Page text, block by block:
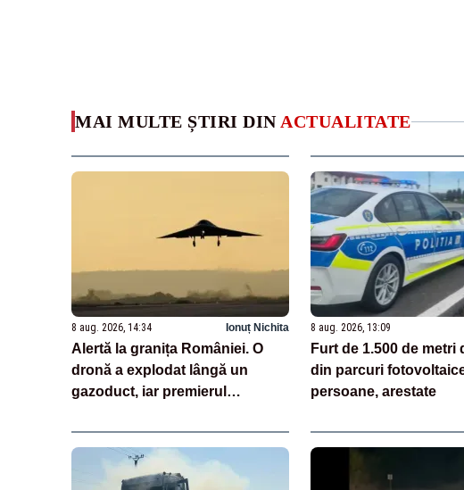
MAI MULTE ȘTIRI DIN ACTUALITATE
8 aug. 2026, 14:34 Ionuț Nichita
Alertă la granița României. O
dronă a explodat lângă un
gazoduct, iar premierul
de Securitate
8 aug. 2026, 13:09
Furt de 1.500 de metri
din parcuri
persoane, arestate